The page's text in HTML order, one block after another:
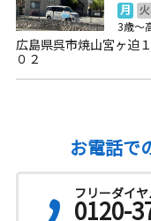
月 火
3歳～
広島県呉市焼山宮ヶ迫
０２
お電話で
フリーダイ
0120-